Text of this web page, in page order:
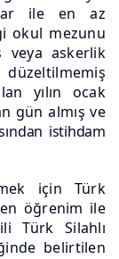
ile en az
okul mezunu
veya askerlik
düzeltilmemiş
yılın ocak
gün almış ve
istihdam
için Türk
öğrenim ile
Türk Silahlı
belirtilen